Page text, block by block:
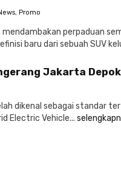
, Promo
mendambakan perpaduan
baru dari sebuah SUV
Jakarta Depok
dikenal sebagai standar
Electric Vehicle...